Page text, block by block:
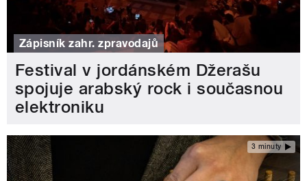
Zápisník zahr. zpravodajů
Festival v jordánském Džerašu
spojuje arabský rock i současnou
elektroniku
3 minuty